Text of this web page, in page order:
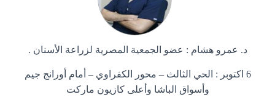
د. عمرو هشام : عضو الجمعية المصرية لزراعة الأسنان .
6 اكتوبر : الحي الثالث – محور الكفراوي – أمام أورانج جيم
وأسواق الباشا وأعلى كازيون ماركت